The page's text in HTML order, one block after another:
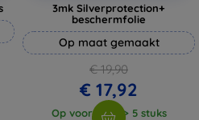
3mk Silverprotection+
beschermfolie
Op maat gemaakt
€ 19,90
€ 17,92
Op voorraad: > 5 stuks